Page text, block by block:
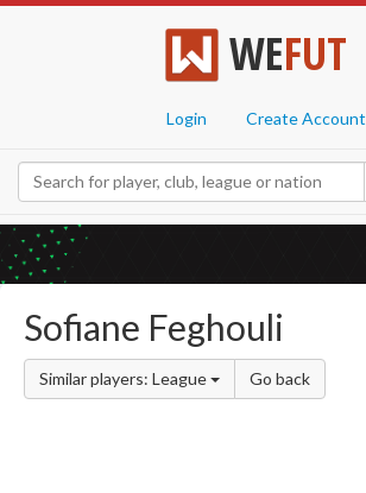
WEFUT
Login Create Account
Sofiane Feghouli
Similar players: League Go back